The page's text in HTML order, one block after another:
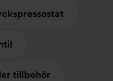
tillbehör